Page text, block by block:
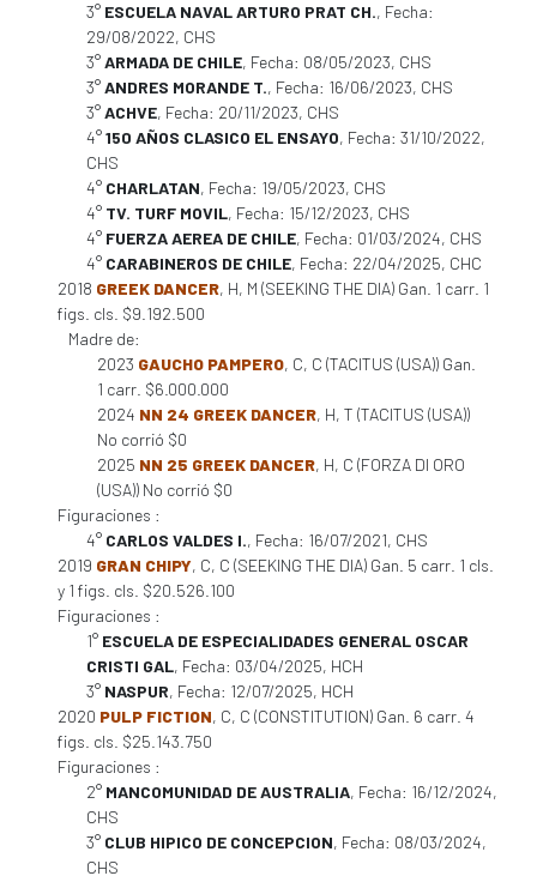
3° ESCUELA NAVAL ARTURO PRAT CH., Fecha:
29/08/2022, CHS
3°ARMADA DE CHILE, Fecha: 08/05/2023, CHS
3°ANDRES MORANDE T., Fecha: 16/06/2023, CHS
3°ACHVE, Fecha: 20/11/2023, CHS
4°150 AÑOS CLASICO EL ENSAYO, Fecha: 31/10/2022,
CHS
4° CHARLATAN, Fecha: 19/05/2023, CHS
4° TV. TURF MOVIL, Fecha: 15/12/2023, CHS
4° FUERZA AEREA DE CHILE, Fecha: 01/03/2024, CHS
4° CARABINEROS DE CHILE, Fecha: 22/04/2025, CHC
2018 GREEK DANCER, H, M (SEEKING THE DIA) Gan. 1 carr. 1
figs. cls. $9.192.500
Madre de:
2023 GAUCHO PAMPERO, C, C (TACITUS (USA)) Gan.
1 carr. $6.000.000
2024 NN 24 GREEK DANCER, H, T (TACITUS (USA))
No corrió $0
2025 NN 25 GREEK DANCER, H, C (FORZA DI ORO
(USA)) No corrió $0
Figuraciones :
4° CARLOS VALDES I., Fecha: 16/07/2021, CHS
2019 GRAN CHIPY, C, C (SEEKING THE DIA) Gan. 5 carr. 1 cls.
y 1 figs. cls. $20.526.100
Figuraciones :
1° ESCUELA DE ESPECIALIDADES GENERAL OSCAR
CRISTI GAL, Fecha: 03/04/2025, HCH
3° NASPUR, Fecha: 12/07/2025, HCH
2020 PULP FICTION, C, C (CONSTITUTION) Gan. 6 carr. 4
figs. cls. $25.143.750
Figuraciones :
2° MANCOMUNIDAD DE AUSTRALIA, Fecha: 16/12/2024,
CHS
3° CLUB HIPICO DE CONCEPCION, Fecha: 08/03/2024,
CHS